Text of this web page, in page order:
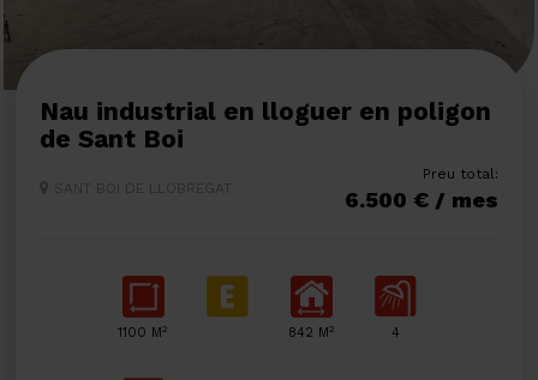
Nau industrial en lloguer en poligon
de Sant Boi
SANT BOI DE LLOBREGAT
Preu total:
6.500 € / mes
1100 M2 842 M2 4